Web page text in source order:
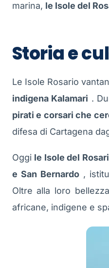
marina, le Isole del
Storia e
Le Isole Rosario
indigena Kalamari .
pirati e corsari che
difesa di Cartagena
Oggi le Isole del
e San Bernardo,
Oltre alla loro
africane, indigene e